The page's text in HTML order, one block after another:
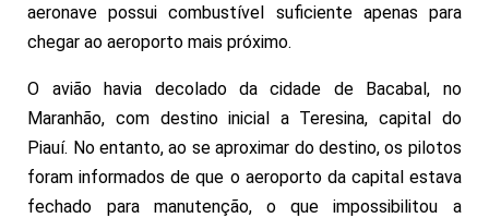
aeronave possui combustível suficiente apenas para
chegar ao aeroporto mais próximo.
O avião havia decolado da cidade de Bacabal, no
Maranhão, com destino inicial a Teresina, capital do
Piauí. No entanto, ao se aproximar do destino, os pilotos
foram informados de que o aeroporto da capital estava
fechado para manutenção, o que impossibilitou a